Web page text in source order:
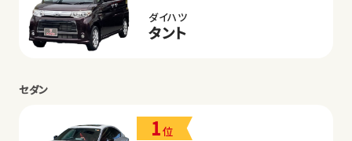
ダイハツ
タント
セダン
1位